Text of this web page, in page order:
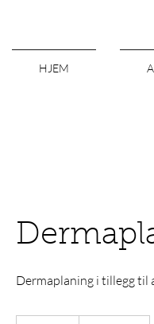
HJEM
Dermaplaning i tillegg til